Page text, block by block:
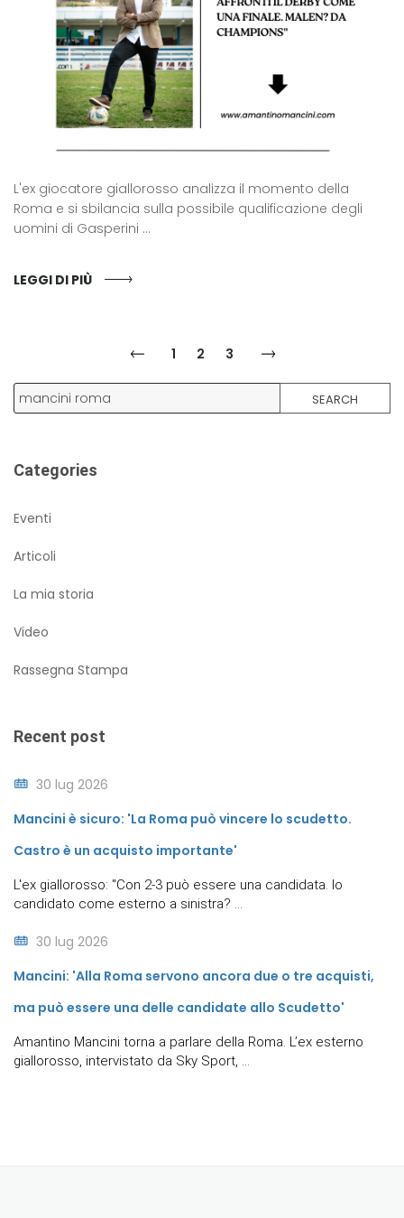
L'ex giocatore giallorosso analizza il momento della
Roma e si sbilancia sulla possibile qualificazione degli
uomini di Gasperini ...
LEGGI DI PIÙ
1 2 3
SEARCH
Categories
Eventi
Articoli
La mia storia
Video
Rassegna Stampa
Recent post
30 lug 2026
Mancini è sicuro: 'La Roma può vincere lo scudetto.
Castro è un acquisto importante'
L'ex giallorosso: "Con 2-3 può essere una candidata. Io
candidato come esterno a sinistra? ...
30 lug 2026
Mancini: 'Alla Roma servono ancora due o tre acquisti,
ma può essere una delle candidate allo Scudetto'
Amantino Mancini torna a parlare della Roma. L’ex esterno
giallorosso, intervistato da Sky Sport, ...